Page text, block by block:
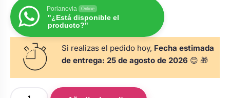
para arras
alianzas
porta alianzas
Perchas de comunión
personalizadas
Rasca y Gana para Comunión:
Sorpresas y Diversión
Detalles de comunión para invitados
Bolsos personalizados
Neceseres personalizados
Otros regalos
Porlanovia Online
"¿Está disponible el
producto?"
Si realizas el pedido hoy, Fecha estimada
de entrega: 25 de agosto de 2026 😊 🎁